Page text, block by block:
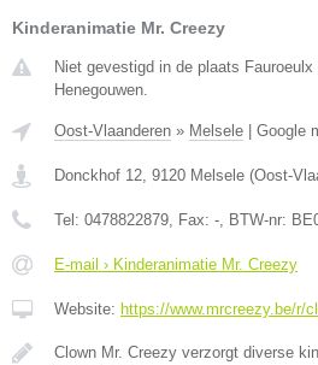
Kinderanimatie Mr. Creezy
Niet gevestigd in de plaats
Henegouwen.
Oost-Vlaanderen » Melsele Google
Donckhof 12, 9120 Melsele (Oost-
Tel: 0478822879, Fax: -, BTW-nr:
E-mail › Kinderanimatie Mr. Creezy
Website: https://www.mrcreezy.be/r/
Clown Mr. Creezy verzorgt diverse